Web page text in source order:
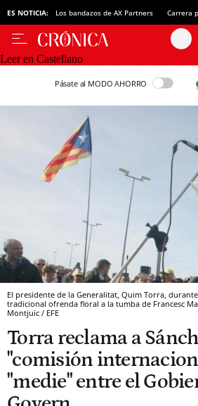
ES NOTICIA: Los bandazos de AX Partners Carrera
Leer en Castellano
Pásate al MODO AHORRO
El presidente de la Generalitat, Quim Torra,
tradicional ofrenda floral a la tumba de Francesc
Montjuïc / EFE
Torra reclama a
"comisión
"medie" entre el